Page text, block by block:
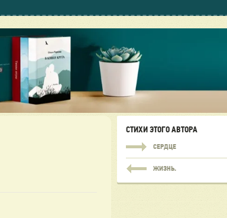
СТИХИ ЭТОГО АВТОРА
СЕРДЦЕ
ЖИЗНЬ.